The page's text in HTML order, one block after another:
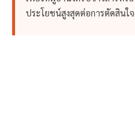
ประโยชน์สูงสุดต่อการตัดสินใจ